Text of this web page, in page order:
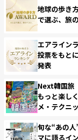
地球の歩き
で選ぶ、旅
エアライン
投票をもと
発表
Next韓国
もっと楽し
メ・テクニ
旬な“あの
マに語るイ